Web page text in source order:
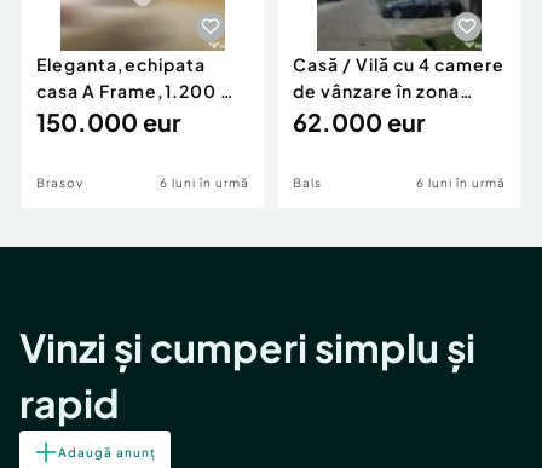
Eleganta,echipata
casa A Frame,1.200 mp
teren,deschidere Pia
150.000 eur
Brasov 6 luni în urmă
Casă / Vilă cu 4 camere
de vânzare în zona
Periferie
62.000 eur
Bals 6 luni în urmă
Vinzi și cumperi simplu și
rapid
Adaugă anunț